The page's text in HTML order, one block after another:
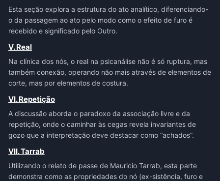
Esta seção explora a estrutura do ato analítico, diferenciando-
o da passagem ao ato pelo modo como o efeito de furo é
recebido e significado pelo Outro.
V. Real
Na clínica dos nós, o real na psicanálise não é só ruptura, mas
também conexão, operando não mais através de elementos de
corte, mas por elementos de costura.
VI. Repetição
A discussão aborda o paradoxo da associação livre e da
repetição, onde o caminhar às cegas revela invariantes de
gozo que a interpretação deve destacar como “achados”.
VII. Tarrab
Utilizando o relato de passe de Mauricio Tarrab, esta parte
demonstra como as propriedades do nó (ex-sistência, furo e